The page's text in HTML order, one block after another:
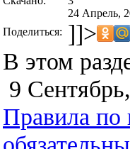
24 Апрель,
Поделиться: ]]>
В этом
9
Правила по